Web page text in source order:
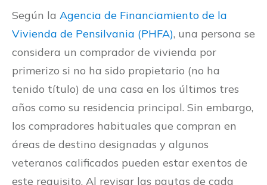
Según la Agencia de Financiamiento de la
Vivienda de Pensilvania (PHFA), una persona se
considera un comprador de vivienda por
primerizo si no ha sido propietario (no ha
tenido título) de una casa en los últimos tres
años como su residencia principal. Sin embargo,
los compradores habituales que compran en
áreas de destino designadas y algunos
veteranos calificados pueden estar exentos de
este requisito. Al revisar las pautas de cada